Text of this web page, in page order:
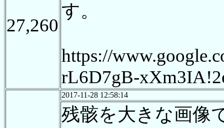
27,260
す。
https://
rL6D7gB-
2017-11-28 12:58:14
残骸を大きな画像